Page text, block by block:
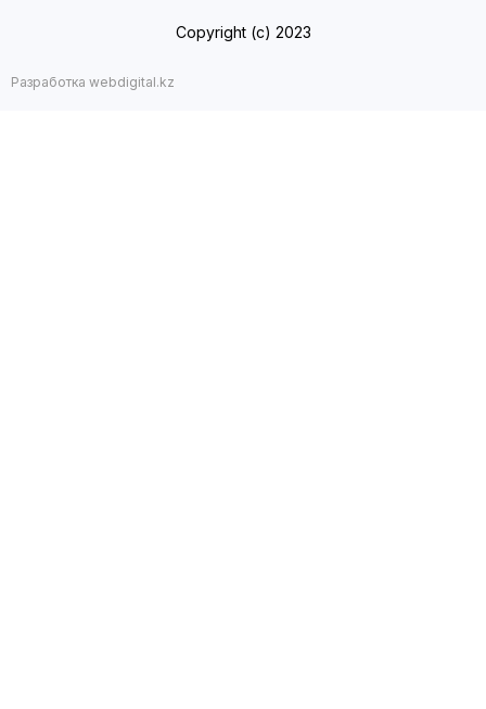
Copyright (с) 2023
Разработка webdigital.kz